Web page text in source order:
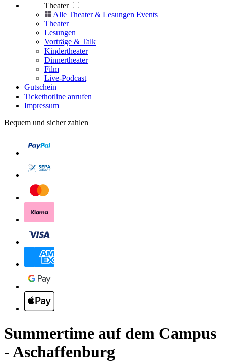
Theater
Alle Theater & Lesungen Events
Theater
Lesungen
Vorträge & Talk
Kindertheater
Dinnertheater
Film
Live-Podcast
Gutschein
Tickethotline anrufen
Impressum
Bequem und sicher zahlen
Summertime auf dem Campus
- Aschaffenburg